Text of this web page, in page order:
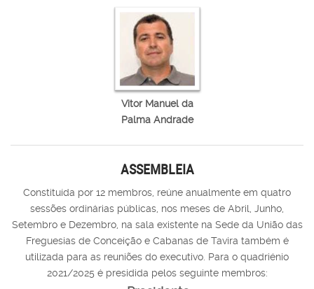
Vitor Manuel da
Palma Andrade
ASSEMBLEIA
Constituída por 12 membros, reúne anualmente em quatro
sessões ordinárias públicas, nos meses de Abril, Junho,
Setembro e Dezembro, na sala existente na Sede da União das
Freguesias de Conceição e Cabanas de Tavira também é
utilizada para as reuniões do executivo. Para o quadriénio
2021/2025 é presidida pelos seguinte membros: